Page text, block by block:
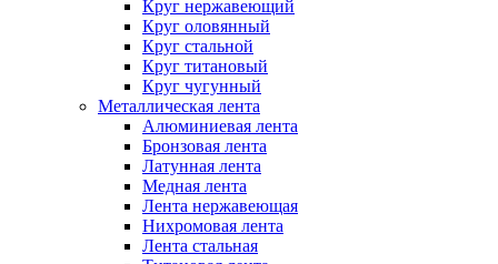
Круг нержавеющий
Круг оловянный
Круг стальной
Круг титановый
Круг чугунный
Металлическая лента
Алюминиевая лента
Бронзовая лента
Латунная лента
Медная лента
Лента нержавеющая
Нихромовая лента
Лента стальная